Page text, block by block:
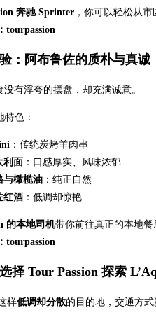
奔驰 Sprinter ，你可以轻松从
tourpassion
：阿布鲁佐的质朴与真诚
没有浮夸的摆盘，却充满诚意。
色：
：传统炭烤羊肉串
利面 ：口感厚实、风味浓郁
与橄榄油 ：纯正自然
红酒 ：低调却惊艳
的本地司机带你前往真正的本地餐
tourpassion
择 Tour Passion 探索
样低调却分散的目的地，交通方式